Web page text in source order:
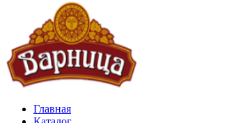
Главная